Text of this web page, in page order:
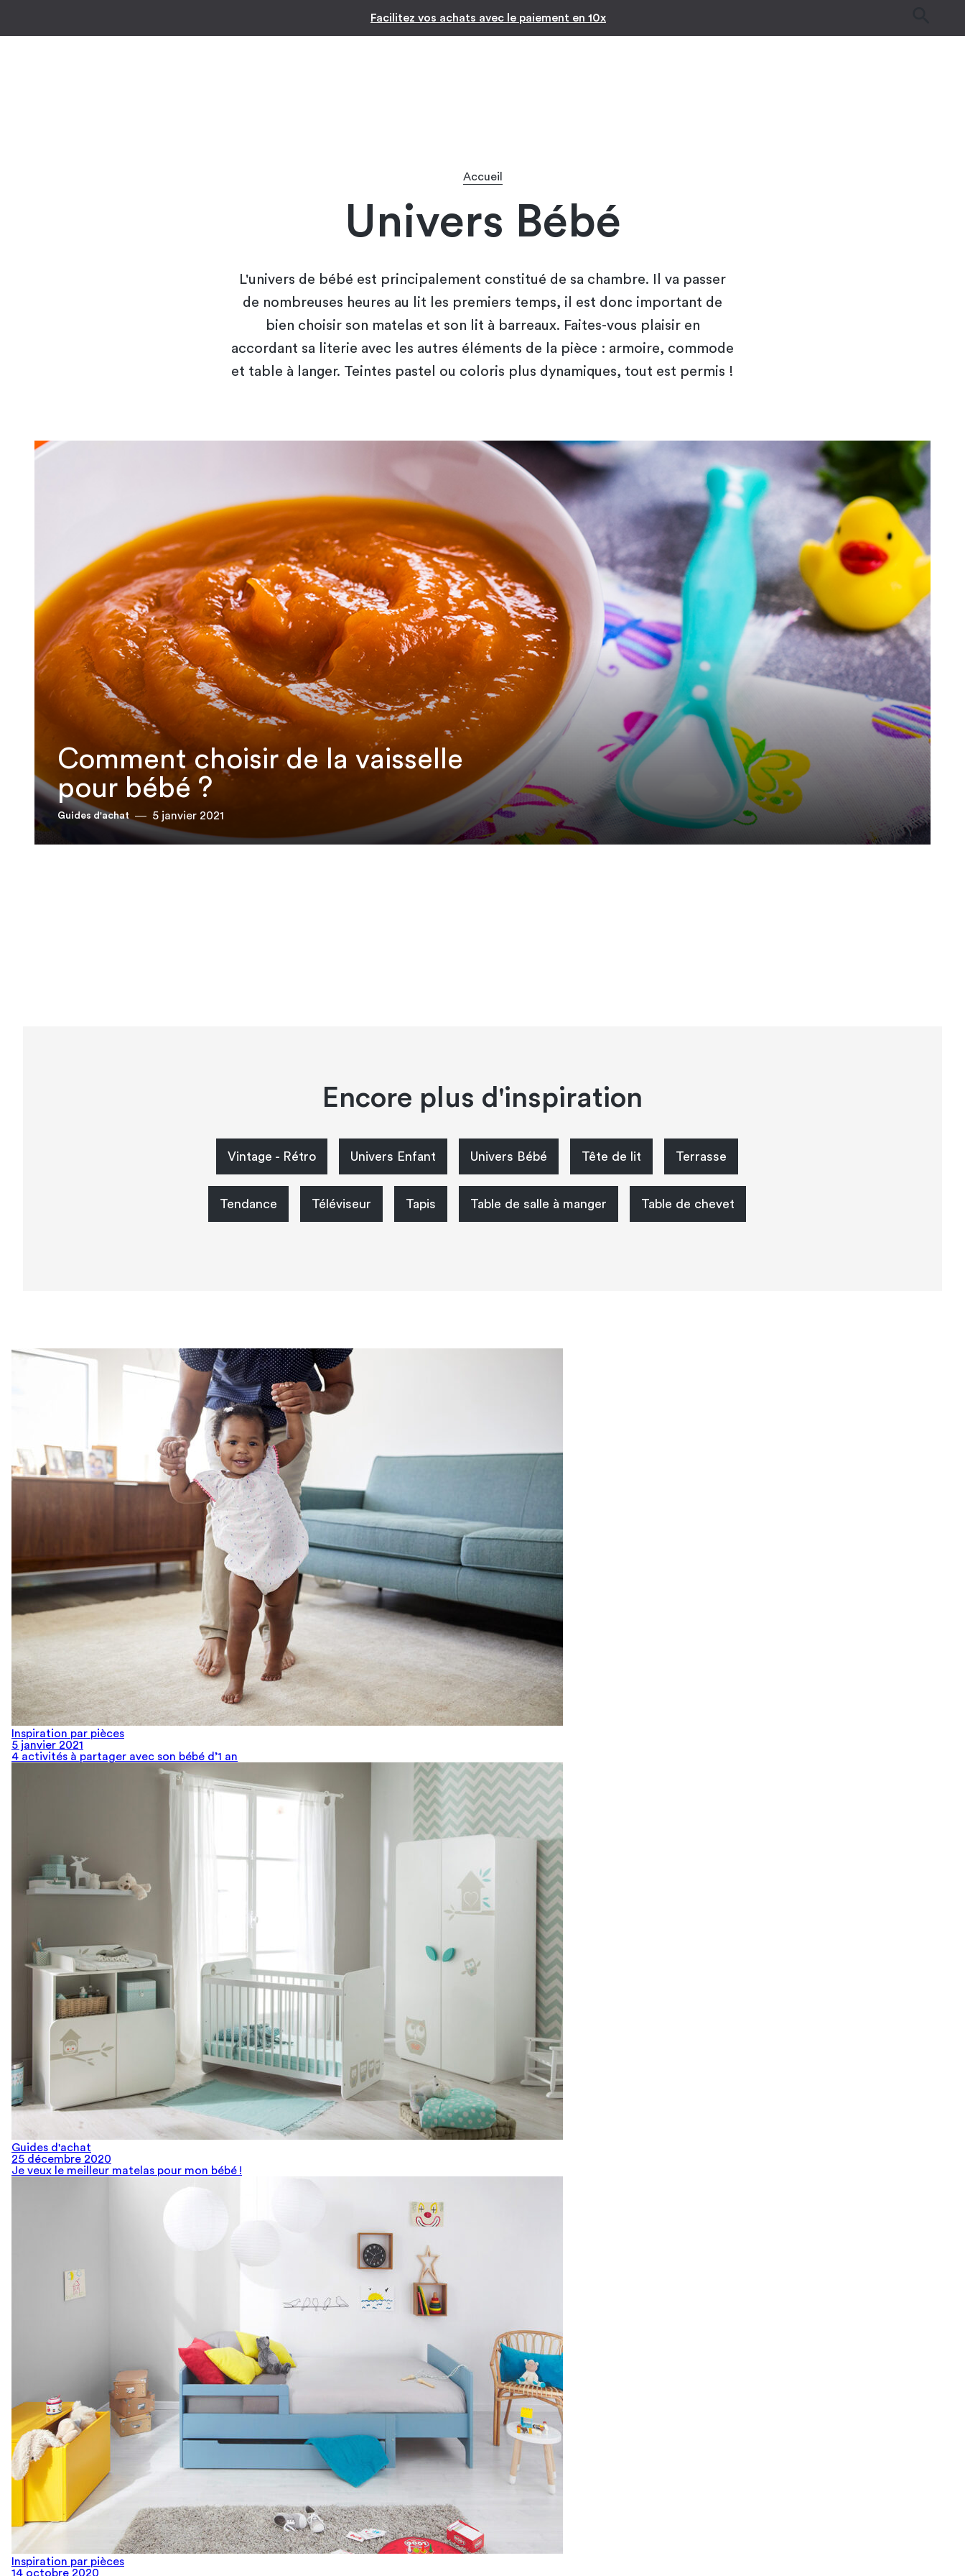
-10% pour les jeunes diplômés !* 🎉Inspiration par pièces
Accueil
Univers Bébé
L'univers de bébé est principalement constitué de sa chambre. Il va passer
de nombreuses heures au lit les premiers temps, il est donc important de
bien choisir son matelas et son lit à barreaux. Faites-vous plaisir en
accordant sa literie avec les autres éléments de la pièce : armoire, commode
et table à langer. Teintes pastel ou coloris plus dynamiques, tout est permis !
Guides d'achat 5 janvier 2021
Comment choisir de la vaisselle
pour bébé ?
Encore plus d'inspiration
Vintage - Rétro Univers Enfant Univers Bébé Tête de lit Terrasse
Tendance Téléviseur Tapis Table de salle à manger Table de chevet
Inspiration par pièces
5 janvier 2021
4 activités à partager avec son bébé d’1 an
Guides d'achat
25 décembre 2020
Je veux le meilleur matelas pour mon bébé !
Inspiration par pièces
14 octobre 2020